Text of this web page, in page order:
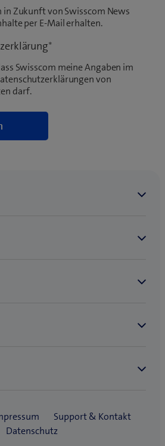
in Zukunft von Swisscom News
per E-Mail erhalten.
*
Swisscom meine Angaben im
von
darf.